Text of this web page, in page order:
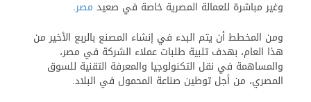
وغير مباشرة للعمالة المصرية خاصة في صعيد مصر.
ومن المخطط أن يتم البدء في إنشاء المصنع بالربع الأخير من
هذا العام، بهدف تلبية طلبات عملاء الشركة في مصر،
والمساهمة في نقل التكنولوجيا والمعرفة التقنية للسوق
المصري، من أجل توطين صناعة المحمول في البلاد.